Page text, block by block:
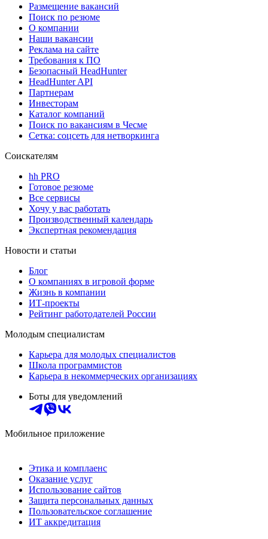
Размещение вакансий
Поиск по резюме
О компании
Наши вакансии
Реклама на сайте
Требования к ПО
Безопасный HeadHunter
HeadHunter API
Партнерам
Инвесторам
Каталог компаний
Поиск по вакансиям в Чесме
Сетка: соцсеть для нетворкинга
Соискателям
hh PRO
Готовое резюме
Все сервисы
Хочу у вас работать
Производственный календарь
Экспертная рекомендация
Новости и статьи
Блог
О компаниях в игровой форме
Жизнь в компании
ИТ-проекты
Рейтинг работодателей России
Молодым специалистам
Карьера для молодых специалистов
Школа программистов
Карьера в некоммерческих организациях
Боты для уведомлений
Мобильное приложение
Этика и комплаенс
Оказание услуг
Использование сайтов
Защита персональных данных
Пользовательское соглашение
ИТ аккредитация